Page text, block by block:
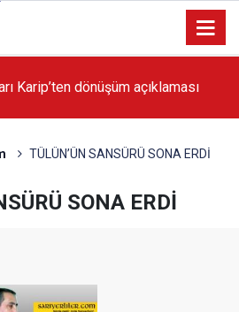
örnek proje gerçekleştirilecek'
TÜLÜN’ÜN SANSÜRÜ SONA ERDİ
SONA ERDİ